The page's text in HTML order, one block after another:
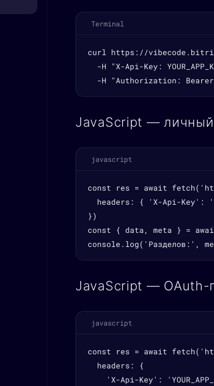
Terminal
curl https://
-H "X-Api-Key:
-H "Authorization:
JavaScript —
javascript
const res = await
headers: { 'X-Api-Key':
})
const { data, meta } =
console.log('Разделов:',
JavaScript — OAuth-
javascript
const res = await
  headers: {
'X-Api-Key':